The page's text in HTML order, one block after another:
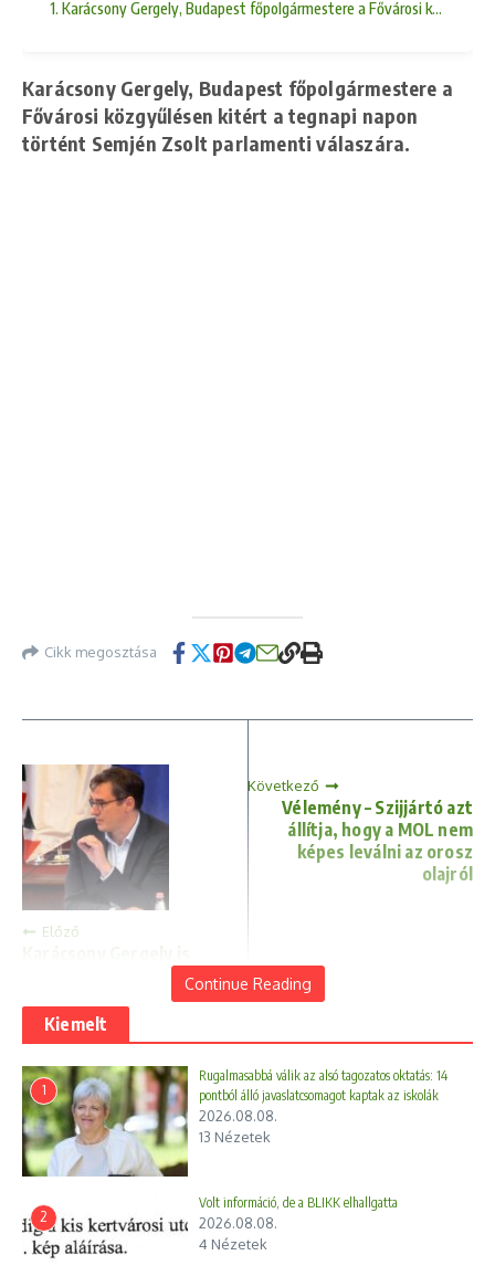
1. Karácsony Gergely, Budapest főpolgármestere a Fővárosi
Karácsony Gergely, Budapest főpolgármestere a
Fővárosi közgyűlésen kitért a tegnapi napon
történt Semjén Zsolt parlamenti válaszára.
Cikk megosztása
Előző
Következő
Vélemény – Szijjártó azt
állítja, hogy a MOL nem
képes leválni az orosz
olajról
Continue Reading
Kiemelt
1
Rugalmasabbá válik az alsó tagozatos oktatás: 14
pontból álló javaslatcsomagot kaptak az iskolák
2026.08.08.
13 Nézetek
2
Volt információ, de a BLIKK elhallgatta
2026.08.08.
4 Nézetek